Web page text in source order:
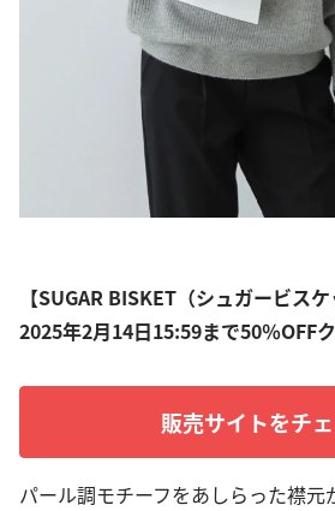
【SUGAR BISKET（シュガービスケ
2025年2月14日15:59まで50％OFF
販売サイトをチ
パール調モチーフをあしらった襟